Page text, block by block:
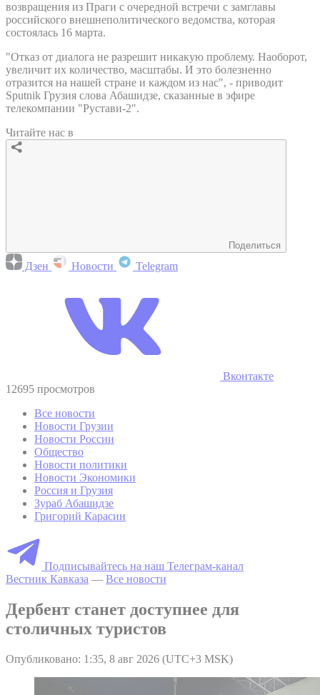
возвращения из Праги с очередной встречи с замглавы
российского внешнеполитического ведомства, которая
состоялась 16 марта.
"Отказ от диалога не разрешит никакую проблему. Наоборот,
увеличит их количество, масштабы. И это болезненно
отразится на нашей стране и каждом из нас", - приводит
Sputnik Грузия слова Абашидзе, сказанные в эфире
телекомпании "Рустави-2".
Читайте нас в
Поделиться
Дзен Новости Telegram
Вконтакте
12695 просмотров
Все новости
Новости Грузии
Новости России
Общество
Новости политики
Новости Экономики
Россия и Грузия
Зураб Абашидзе
Григорий Карасин
Подписывайтесь на наш Телеграм-канал
Вестник Кавказа — Все новости
Дербент станет доступнее для
столичных туристов
Опубликовано: 1:35, 8 авг 2026 (UTC+3 MSK)